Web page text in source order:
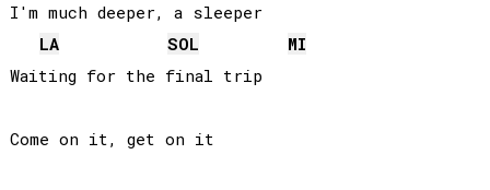
I'm much deeper, a sleeper
LA
SOL
MI
Waiting for the final trip
Come on it, get on it